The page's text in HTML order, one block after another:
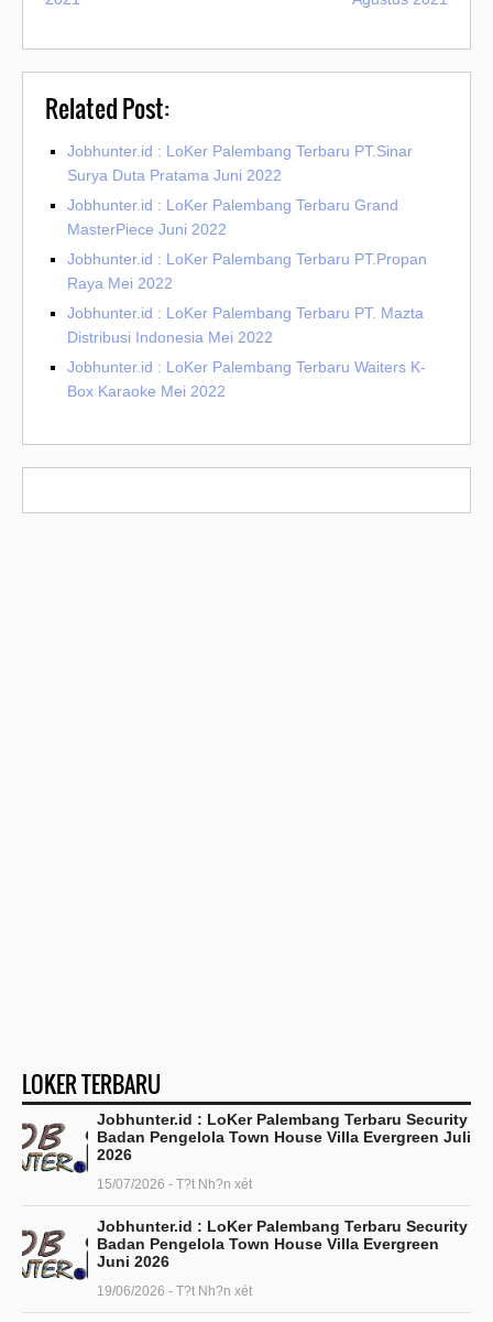
Related Post:
Jobhunter.id : LoKer Palembang Terbaru PT.Sinar
Surya Duta Pratama Juni 2022
Jobhunter.id : LoKer Palembang Terbaru Grand
MasterPiece Juni 2022
Jobhunter.id : LoKer Palembang Terbaru PT.Propan
Raya Mei 2022
Jobhunter.id : LoKer Palembang Terbaru PT. Mazta
Distribusi Indonesia Mei 2022
Jobhunter.id : LoKer Palembang Terbaru Waiters K-
Box Karaoke Mei 2022
LOKER TERBARU
Jobhunter.id : LoKer Palembang Terbaru Security
Badan Pengelola Town House Villa Evergreen Juli
2026
15/07/2026 - T?t Nh?n xét
Jobhunter.id : LoKer Palembang Terbaru Security
Badan Pengelola Town House Villa Evergreen
Juni 2026
19/06/2026 - T?t Nh?n xét